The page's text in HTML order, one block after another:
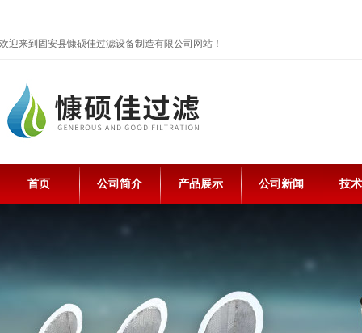
欢迎来到固安县慷硕佳过滤设备制造有限公司网站！
首页 公司简介 产品展示 公司新闻 技